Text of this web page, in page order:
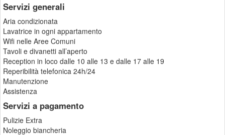
Servizi generali
Aria condizionata
Lavatrice in ogni appartamento
Wifi nelle Aree Comuni
Tavoli e divanetti all’aperto
Reception in loco dalle 10 alle 13 e dalle 17 alle 19
Reperibilità telefonica 24h/24
Manutenzione
Assistenza
Servizi a pagamento
Pulizie Extra
Noleggio biancheria